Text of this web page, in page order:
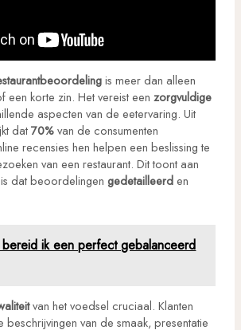
is meer dan alleen
een korte zin. Het vereist een zorgvuldige
aspecten van de eetervaring. Uit
dat70%van de consumenten
recensies hen helpen een beslissing te
van een restaurant. Dit toont aan
dat beoordelingen gedetailleerden
ik een perfect gebalanceerd
van het voedsel cruciaal. Klanten
beschrijvingen van de smaak, presentatie